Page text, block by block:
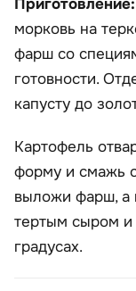
Приготовление:
морковь на
фарш со
готовности.
капусту до
Картофель
форму и смажь
выложи фарш, а
тертым сыром и
градусах.